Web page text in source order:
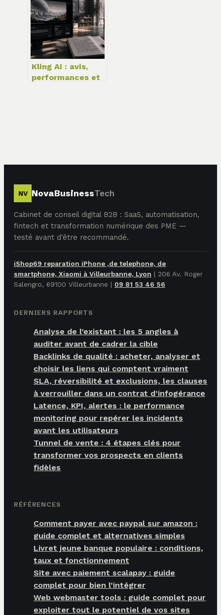
dates de livraison
Kling AI : avis,
performances et
NV NovaBusinessTech
Cabinet de conseil digital B2B : SaaS, automatisation,
fintech et transformation numérique des PME —
testé avant d'être recommandé.
iShop69 reparation iPhone ,de telephone, de
smartphone, Xiaomi à Villeurbanne, Lyon | 206 Av. Roger
Salengro, 69100 Villeurbanne | 09 81 53 46 56
DERNIERS RAPPORTS
Analyse de l’existant : les 5 angles à
auditer avant de cadrer la cible
Backlinks de qualité : acheter, analyser et
choisir les liens qui comptent vraiment
SLA, réversibilité et exclusions, les clauses
à verrouiller dans un contrat d’infogérance
Latence, KPI, alertes : le performance
monitoring pour repérer les incidents
avant les utilisateurs
Tunnel de vente : 4 étapes clés pour
transformer vos prospects en clients
fidèles
RÉFÉRENCES
Comment payer avec paypal sur amazon :
guide complet et alternatives simples
Livret jeune banque populaire : conditions,
taux et fonctionnement
Site avec paiement scalapay : guide
complet pour bien l’intégrer
Web webmaster tools : guide complet pour
exploiter tout le potentiel de vos sites